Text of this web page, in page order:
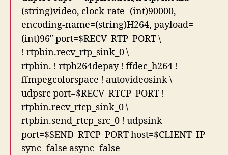
(string)video, clock-rate=(int)90000,
encoding-name=(string)H264, payload=
(int)96″ port=$RECV_RTP_PORT \
! rtpbin.recv_rtp_sink_0 \
rtpbin. ! rtph264depay ! ffdec_h264 !
ffmpegcolorspace ! autovideosink \
udpsrc port=$RECV_RTCP_PORT !
rtpbin.recv_rtcp_sink_0 \
rtpbin.send_rtcp_src_0 ! udpsink
port=$SEND_RTCP_PORT host=$CLIENT_IP
sync=false async=false